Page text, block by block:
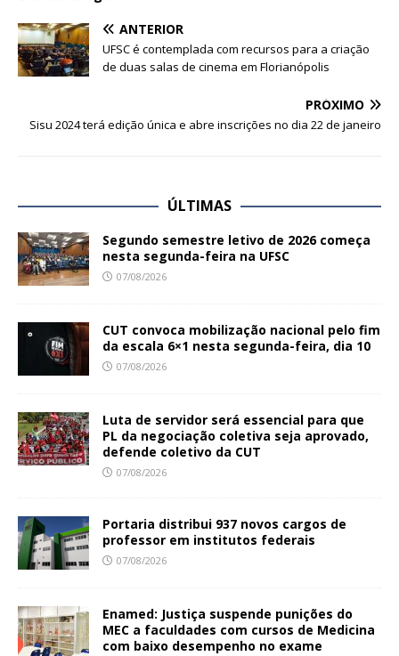
ANTERIOR
UFSC é contemplada com recursos para a criação
de duas salas de cinema em Florianópolis
PRÓXIMO
Sisu 2024 terá edição única e abre inscrições no dia 22 de janeiro
ÚLTIMAS
Segundo semestre letivo de 2026 começa
nesta segunda-feira na UFSC
07/08/2026
CUT convoca mobilização nacional pelo fim
da escala 6×1 nesta segunda-feira, dia 10
07/08/2026
Luta de servidor será essencial para que
PL da negociação coletiva seja aprovado,
defende coletivo da CUT
07/08/2026
Portaria distribui 937 novos cargos de
professor em institutos federais
07/08/2026
Enamed: Justiça suspende punições do
MEC a faculdades com cursos de Medicina
com baixo desempenho no exame